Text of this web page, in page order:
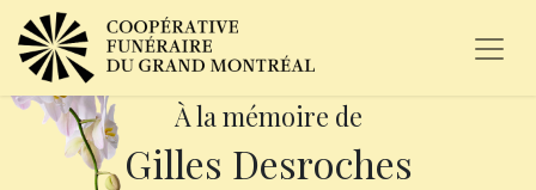
À la mémoire de
Gilles Desroches